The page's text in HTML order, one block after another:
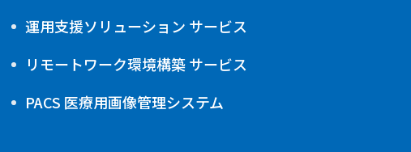
運用支援ソリューション サービス
リモートワーク環境構築 サービス
PACS 医療用画像管理システム